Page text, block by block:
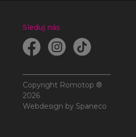
Sleduj nás
Copyright Romotop ®
2026
Webdesign by Spaneco